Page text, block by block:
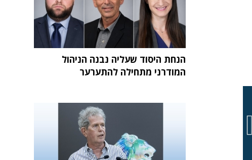
הנחת היסוד שעליה נבנה הניהול
המודרני מתחילה להתערער